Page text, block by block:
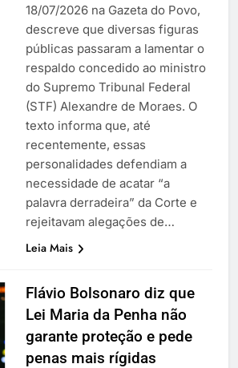
18/07/2026 na Gazeta do Povo,
descreve que diversas figuras
públicas passaram a lamentar o
respaldo concedido ao ministro
do Supremo Tribunal Federal
(STF) Alexandre de Moraes. O
texto informa que, até
recentemente, essas
personalidades defendiam a
necessidade de acatar “a
palavra derradeira” da Corte e
rejeitavam alegações de…
Leia Mais
Flávio Bolsonaro diz que
Lei Maria da Penha não
garante proteção e pede
penas mais rígidas